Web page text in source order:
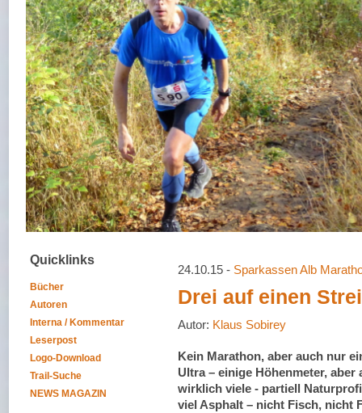
Quicklinks
Bücher
Autoren
Interna / Kommentar
Leserpost
Logo-Download
Trail-Suche
NEWS MAGAZIN
24.10.15 - Sparkassen Alb
Drei auf einen
Autor: Klaus Sobirey
Kein Marathon, aber auch nur
Ultra – einige Höhenmeter, aber
wirklich viele - partiell
viel Asphalt – nicht Fisch, nicht